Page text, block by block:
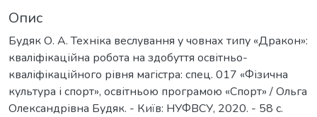
Опис
Будяк О. А. Техніка веслування у човнах типу «Дракон»:
кваліфікаційна робота на здобуття освітньо-
кваліфікаційного рівня магістра: спец. 017 «Фізична
культура і спорт», освітньою програмою «Спорт» / Ольга
Олександрівна Будяк. - Київ: НУФВСУ, 2020. - 58 с.